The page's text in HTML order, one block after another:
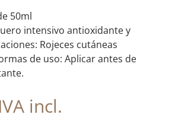
50ml
intensivo antioxidante y
Rojeces cutáneas
de uso: Aplicar antes de
IVA incl.